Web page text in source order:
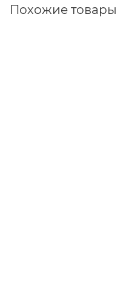
Похожие товары